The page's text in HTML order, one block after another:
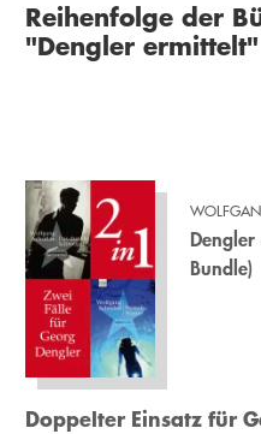
Reihenfolge der
"Dengler ermittelt"
Bundle)
Doppelter Einsatz für